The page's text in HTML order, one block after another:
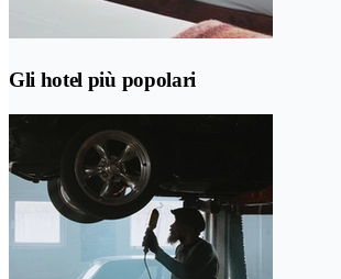
Gli hotel più popolari